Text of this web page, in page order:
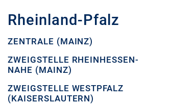
Rheinland-Pfalz
ZENTRALE (MAINZ)
ZWEIGSTELLE RHEINHESSEN-
NAHE (MAINZ)
ZWEIGSTELLE WESTPFALZ
(KAISERSLAUTERN)